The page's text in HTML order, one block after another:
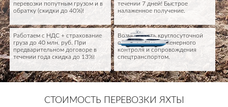
течении 7 дней! Быстрое
налаженное получение.
перевозки попутным грузом и в
обратку (скидки до 40%)!
Возможность круглосуточной
охраны груза, инженерного
контроля и сопровождения
спецтранспортом.
Работаем с НДС + страхование
груза до 40 млн. руб. При
предварительном договоре в
течении года скидка до 13%!
СТОИМОСТЬ ПЕРЕВОЗКИ ЯХТЫ